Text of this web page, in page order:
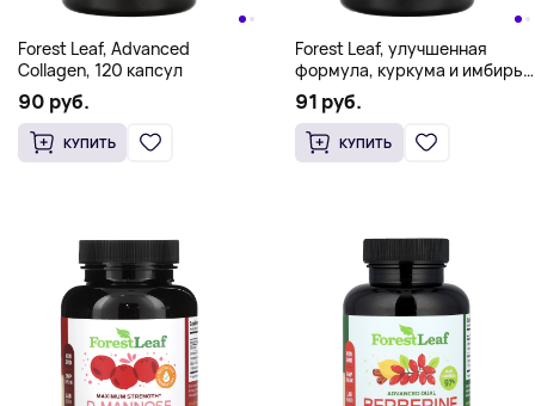
Forest Leaf, Advanced
Collagen, 120 капсул
90 руб.
КУПИТЬ
Forest Leaf, улучшенная
формула, куркума и имбирь
+ Bioperine, 120
растительных капсул
91 руб.
КУПИТЬ